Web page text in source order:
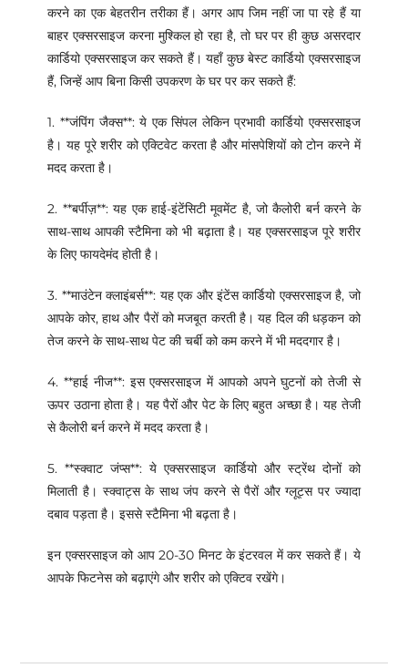
करने का एक बेहतरीन तरीका हैं। अगर आप जिम नहीं जा पा रहे हैं या
बाहर एक्सरसाइज करना मुश्किल हो रहा है, तो घर पर ही कुछ असरदार
कार्डियो एक्सरसाइज कर सकते हैं। यहाँ कुछ बेस्ट कार्डियो एक्सरसाइज
हैं, जिन्हें आप बिना किसी उपकरण के घर पर कर सकते हैं:
1. **जंपिंग जैक्स**: ये एक सिंपल लेकिन प्रभावी कार्डियो एक्सरसाइज
है। यह पूरे शरीर को एक्टिवेट करता है और मांसपेशियों को टोन करने में
मदद करता है।
2. **बर्पीज़**: यह एक हाई-इंटेंसिटी मूवमेंट है, जो कैलोरी बर्न करने के
साथ-साथ आपकी स्टैमिना को भी बढ़ाता है। यह एक्सरसाइज पूरे शरीर
के लिए फायदेमंद होती है।
3. **माउंटेन क्लाइंबर्स**: यह एक और इंटेंस कार्डियो एक्सरसाइज है, जो
आपके कोर, हाथ और पैरों को मजबूत करती है। यह दिल की धड़कन को
तेज करने के साथ-साथ पेट की चर्बी को कम करने में भी मददगार है।
4. **हाई नीज**: इस एक्सरसाइज में आपको अपने घुटनों को तेजी से
ऊपर उठाना होता है। यह पैरों और पेट के लिए बहुत अच्छा है। यह तेजी
से कैलोरी बर्न करने में मदद करता है।
5. **स्क्वाट जंप्स**: ये एक्सरसाइज कार्डियो और स्ट्रेंथ दोनों को
मिलाती है। स्क्वाट्स के साथ जंप करने से पैरों और ग्लूट्स पर ज्यादा
दबाव पड़ता है। इससे स्टैमिना भी बढ़ता है।
इन एक्सरसाइज को आप 20-30 मिनट के इंटरवल में कर सकते हैं। ये
आपके फिटनेस को बढ़ाएंगे और शरीर को एक्टिव रखेंगे।